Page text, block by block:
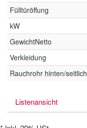
Fülltüröffung
kW
GewichtNetto
Verkleidung
Rauchrohr hinten/seitlich
Listenansicht